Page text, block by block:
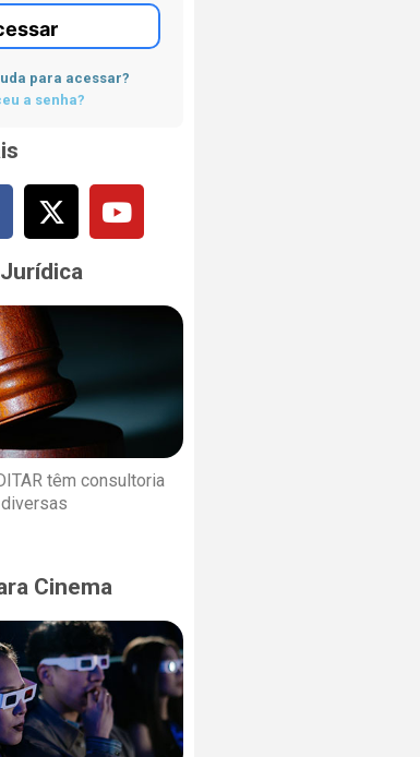
para acessar?
a senha?
têm consultoria
Cinema